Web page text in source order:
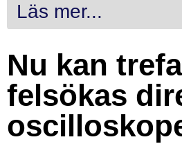
Läs mer...
Nu kan
felsökas